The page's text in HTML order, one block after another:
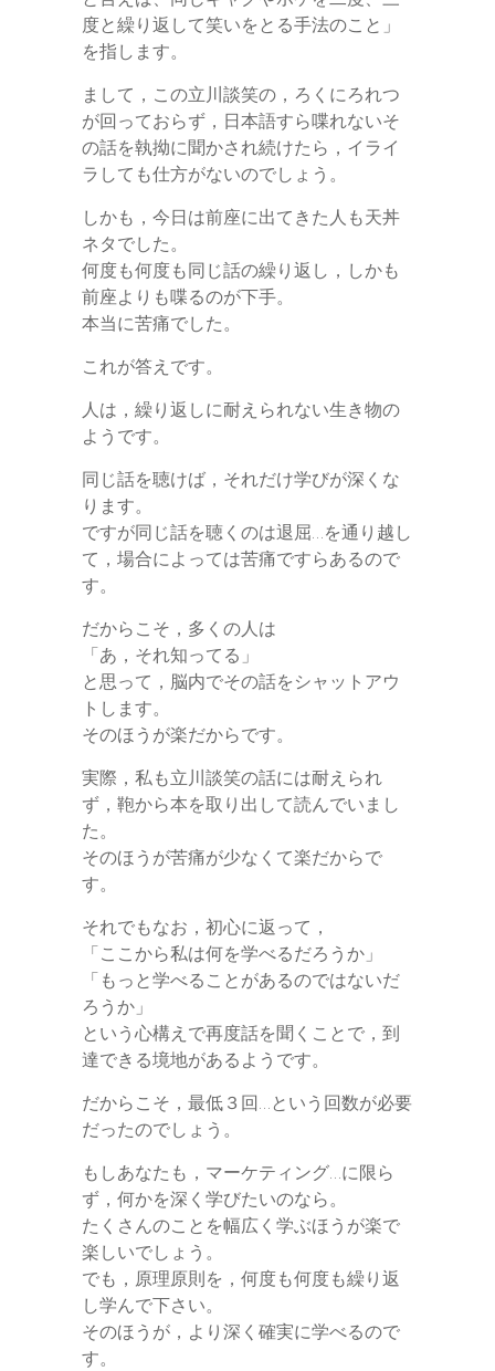
度と繰り返して笑いをとる手法のこと」
を指します。
まして，この立川談笑の，ろくにろれつ
が回っておらず，日本語すら喋れないそ
の話を執拗に聞かされ続けたら，イライ
ラしても仕方がないのでしょう。
しかも，今日は前座に出てきた人も天丼
ネタでした。
何度も何度も同じ話の繰り返し，しかも
前座よりも喋るのが下手。
本当に苦痛でした。
これが答えです。
人は，繰り返しに耐えられない生き物の
ようです。
同じ話を聴けば，それだけ学びが深くな
ります。
ですが同じ話を聴くのは退屈…を通り越し
て，場合によっては苦痛ですらあるので
す。
だからこそ，多くの人は
「あ，それ知ってる」
と思って，脳内でその話をシャットアウ
トします。
そのほうが楽だからです。
実際，私も立川談笑の話には耐えられ
ず，鞄から本を取り出して読んでいまし
た。
そのほうが苦痛が少なくて楽だからで
す。
それでもなお，初心に返って，
「ここから私は何を学べるだろうか」
「もっと学べることがあるのではないだ
ろうか」
という心構えで再度話を聞くことで，到
達できる境地があるようです。
だからこそ，最低３回…という回数が必要
だったのでしょう。
もしあなたも，マーケティング…に限ら
ず，何かを深く学びたいのなら。
たくさんのことを幅広く学ぶほうが楽で
楽しいでしょう。
でも，原理原則を，何度も何度も繰り返
し学んで下さい。
そのほうが，より深く確実に学べるので
す。